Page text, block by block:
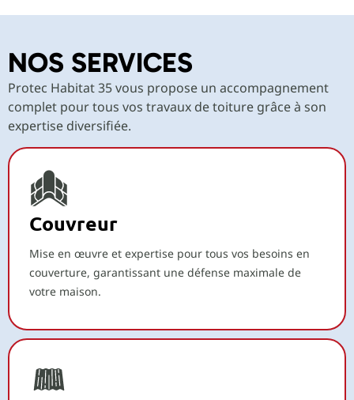
NOS SERVICES
Protec Habitat 35 vous propose un accompagnement
complet pour tous vos travaux de toiture grâce à son
expertise diversifiée.
Couvreur
Mise en œuvre et expertise pour tous vos besoins en
couverture, garantissant une défense maximale de
votre maison.